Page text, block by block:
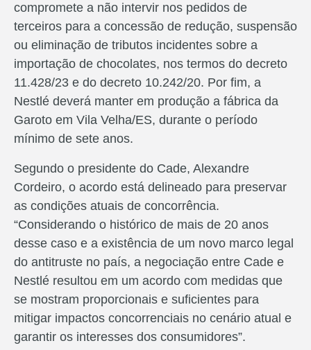
compromete a não intervir nos pedidos de
terceiros para a concessão de redução, suspensão
ou eliminação de tributos incidentes sobre a
importação de chocolates, nos termos do decreto
11.428/23 e do decreto 10.242/20. Por fim, a
Nestlé deverá manter em produção a fábrica da
Garoto em Vila Velha/ES, durante o período
mínimo de sete anos.
Segundo o presidente do Cade, Alexandre
Cordeiro, o acordo está delineado para preservar
as condições atuais de concorrência.
“Considerando o histórico de mais de 20 anos
desse caso e a existência de um novo marco legal
do antitruste no país, a negociação entre Cade e
Nestlé resultou em um acordo com medidas que
se mostram proporcionais e suficientes para
mitigar impactos concorrenciais no cenário atual e
garantir os interesses dos consumidores”.